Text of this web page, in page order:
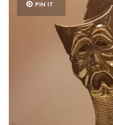
PIN IT